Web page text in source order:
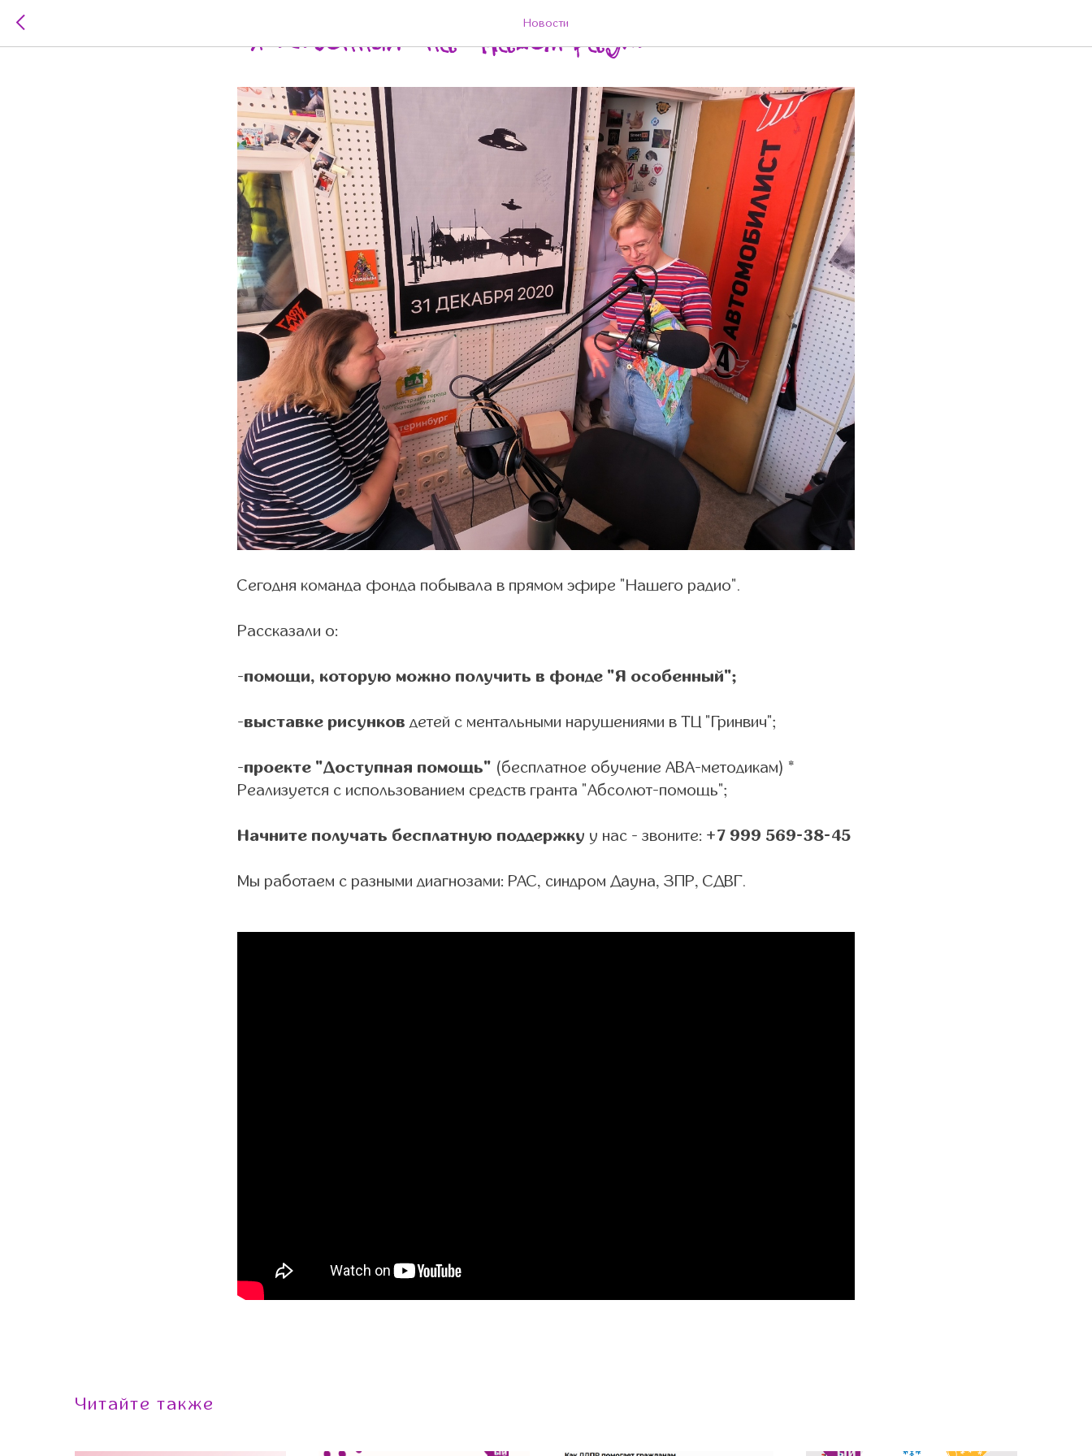
Новости
"Я особенный" на "Нашем радио"
Сегодня команда фонда побывала в прямом эфире "Нашего радио".
Рассказали о:
-помощи, которую можно получить в фонде "Я особенный";
-выставке рисунков детей с ментальными нарушениями в ТЦ "Гринвич";
-проекте "Доступная помощь" (бесплатное обучение ABA-методикам) *
Реализуется с использованием средств гранта "Абсолют-помощь";
Начните получать бесплатную поддержку у нас - звоните: +7 999 569-38-45
Мы работаем с разными диагнозами: РАС, синдром Дауна, ЗПР, СДВГ.
Читайте также